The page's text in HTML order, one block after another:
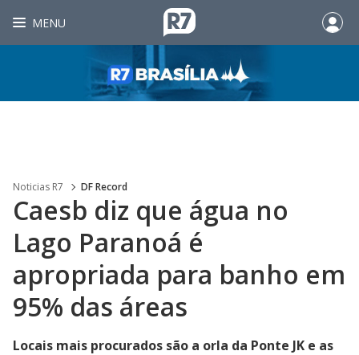
MENU
Noticias R7 DF Record
Caesb diz que água no
Lago Paranoá é
apropriada para banho em
95% das áreas
Locais mais procurados são a orla da Ponte JK e as